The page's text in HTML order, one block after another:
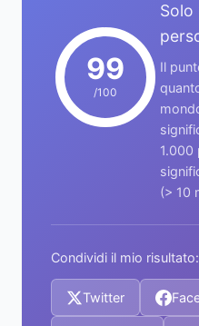
99
/100
Solo
Il
1.000
(> 10
Condividi il mio risultato:
Twitter